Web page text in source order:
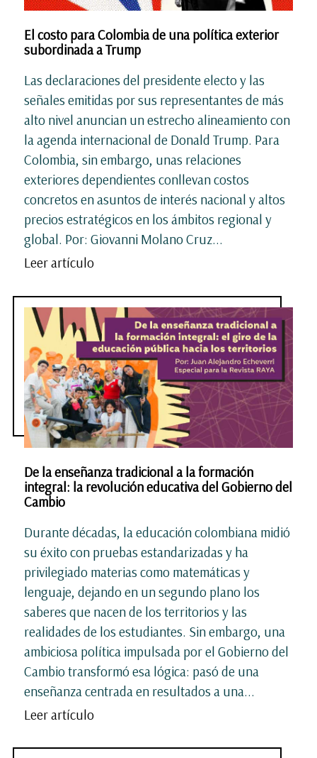
El costo para Colombia de una política exterior
subordinada a Trump
Las declaraciones del presidente electo y las
señales emitidas por sus representantes de más
alto nivel anuncian un estrecho alineamiento con
la agenda internacional de Donald Trump. Para
Colombia, sin embargo, unas relaciones
exteriores dependientes conllevan costos
concretos en asuntos de interés nacional y altos
precios estratégicos en los ámbitos regional y
global. Por: Giovanni Molano Cruz...
Leer artículo
De la enseñanza tradicional a la formación
integral: la revolución educativa del Gobierno del
Cambio
Durante décadas, la educación colombiana midió
su éxito con pruebas estandarizadas y ha
privilegiado materias como matemáticas y
lenguaje, dejando en un segundo plano los
saberes que nacen de los territorios y las
realidades de los estudiantes. Sin embargo, una
ambiciosa política impulsada por el Gobierno del
Cambio transformó esa lógica: pasó de una
enseñanza centrada en resultados a una...
Leer artículo